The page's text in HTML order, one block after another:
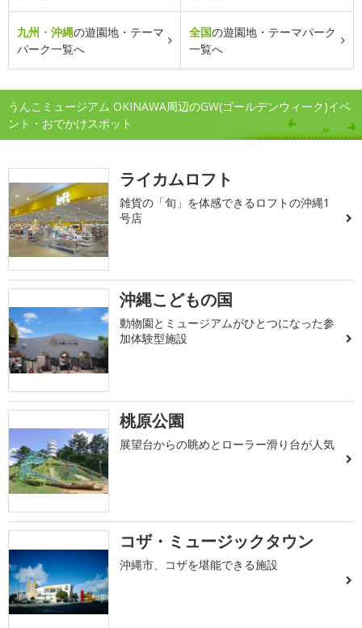
九州・沖縄の遊園地・テーマ
パーク一覧へ
全国の遊園地・テーマパーク
一覧へ
うんこミュージアム OKINAWA周辺のGW(ゴールデンウィーク)イベ
ント・おでかけスポット
ライカムロフト
雑貨の「旬」を体感できるロフトの沖縄1
号店
沖縄こどもの国
動物園とミュージアムがひとつになった参
加体験型施設
桃原公園
展望台からの眺めとローラー滑り台が人気
コザ・ミュージックタウン
沖縄市、コザを堪能できる施設